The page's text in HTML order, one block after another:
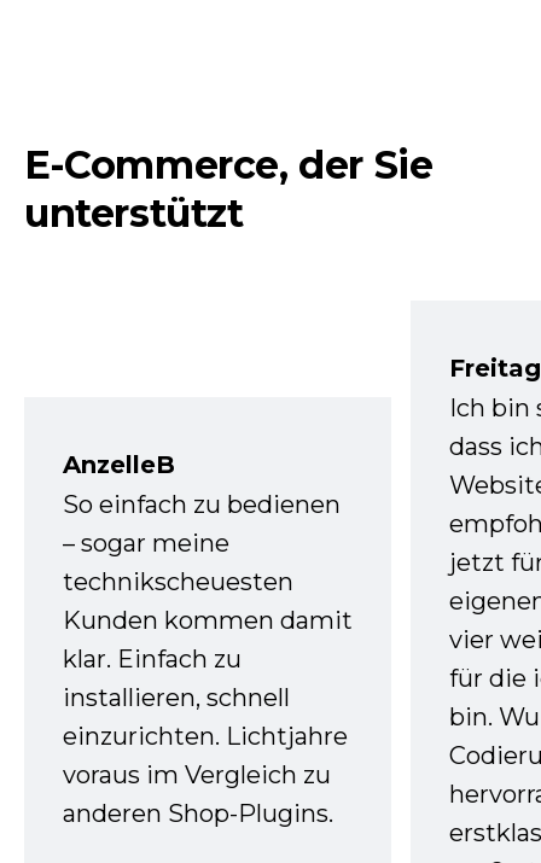
E-Commerce, der Sie
unterstützt
AnzelleB
So einfach zu bedienen
– sogar meine
technikscheuesten
Kunden kommen damit
klar. Einfach zu
installieren, schnell
einzurichten. Lichtjahre
voraus im Vergleich zu
anderen Shop-Plugins.
Ich bin
dass
jetzt
vier
für die
bin.